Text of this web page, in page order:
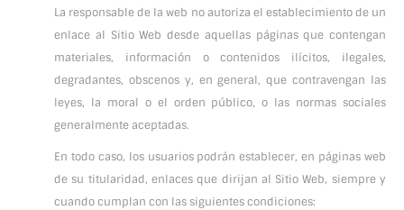
La responsable de la web no autoriza el establecimiento de un
enlace al Sitio Web desde aquellas páginas que contengan
materiales, información o contenidos ilícitos, ilegales,
degradantes, obscenos y, en general, que contravengan las
leyes, la moral o el orden público, o las normas sociales
generalmente aceptadas.
En todo caso, los usuarios podrán establecer, en páginas web
de su titularidad, enlaces que dirijan al Sitio Web, siempre y
cuando cumplan con las siguientes condiciones: